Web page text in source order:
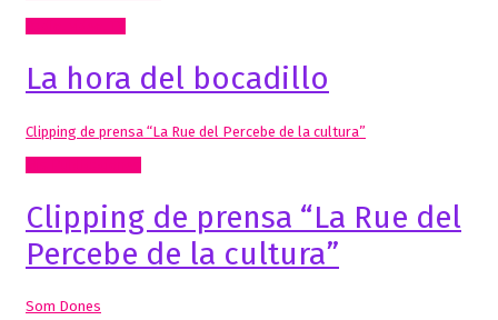
La hora del bocadillo
Clipping de prensa “La Rue del Percebe de la cultura”
Clipping de prensa “La Rue del
Percebe de la cultura”
Som Dones